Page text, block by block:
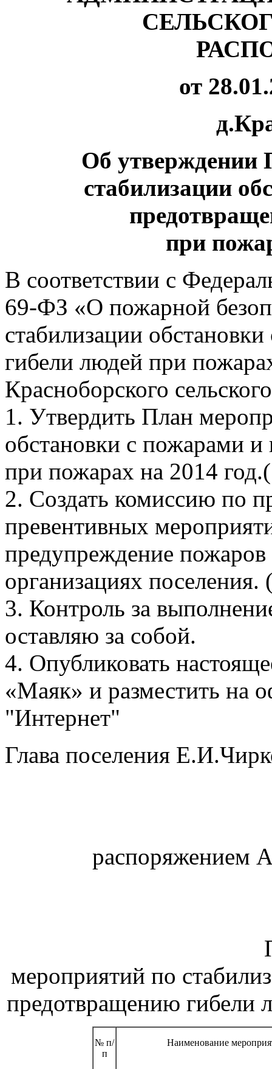
от
Об утверждении
стабилизации
при
В соответствии с
69-ФЗ «О пожарной
стабилизации
гибели людей при
Красноборского
1. Утвердить План
обстановки с пожарами
при пожарах на 2014
2. Создать комиссию по
превентивных
предупреждение
организациях
3. Контроль за
оставляю за собой.
4. Опубликовать
«Маяк» и разместить на
"Интернет"
Глава поселения
распоряжением
мероприятий по
предотвращению гибели
№ п/
п
Наименование